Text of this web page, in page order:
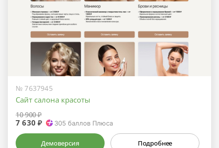
№ 7637945
Сайт салона красоты
10 900 ₽
7 630 ₽ 305 баллов Плюса
Демоверсия Подробнее